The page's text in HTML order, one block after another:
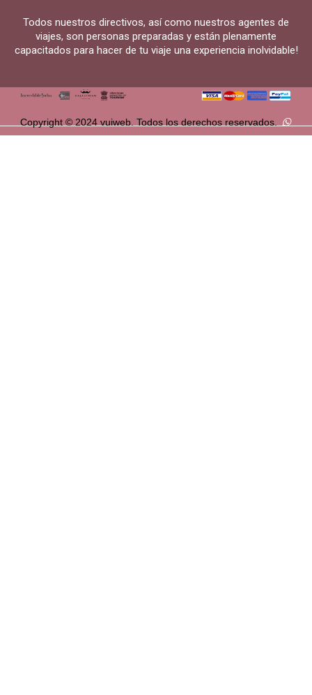
Todos nuestros directivos, así como nuestros agentes de
viajes, son personas preparadas y están plenamente
capacitados para hacer de tu viaje una experiencia inolvidable!
Copyright © 2024 vuiweb. Todos los derechos reservados.